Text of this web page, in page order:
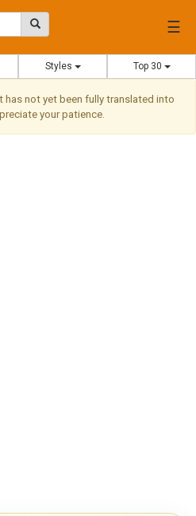
☰
Styles Top 30
has not yet been fully translated into
your patience.